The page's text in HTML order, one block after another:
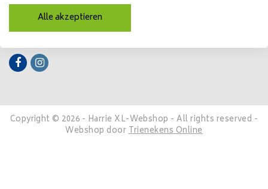
Kontakt
Copyright © 2026 - Harrie XL-Webshop - All rights reserved -
Webshop doorTrienekens Online
Alle akzeptieren